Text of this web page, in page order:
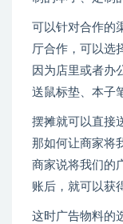
可以针对合作的
厅合作，可以选
因为店里或者办
送鼠标垫、本子
摆摊就可以直接
那如何让商家将
商家说将我们的
账后，就可以获
这时广告物料的